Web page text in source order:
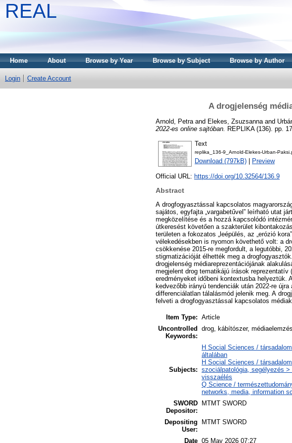
REAL
Home About Browse by Year Browse by Subject Browse by Author
Login Create Account
A drogjelenség
Arnold, Petra and Elekes, Zsuzsanna and
2022-es online sajtóban. REPLIKA (136). pp.
Text
replika_136-9_Arnold-Elekes-Urban-
Download (797kB)
Preview
Official URL: https://doi.org/10.32564/136.9
Abstract
A drogfogyasztással kapcsolatos
sajátos, egyfajta „vargabetűvel” leírható utat
megközelítése és a hozzá kapcsolódó
útkeresést követően a szakterület
területen a fokozatos „leépülés, az „erózió
vélekedésekben is nyomon követhető volt: a
csökkenése 2015-re megfordult, a legutóbbi,
stigmatizációját élhették meg a
drogjelenség médiareprezentációjának
megjelent drog tematikájú írások
eredményeket időbeni kontextusba helyeztük.
kedvezőbb irányú tendenciák után 2022-re
differenciálatlan tálalásmód jelenik meg. A
felveti a drogfogyasztással kapcsolatos
Item Type: Article
Uncontrolled
Keywords:
drog, kábítószer,
Subjects:
H Social Sciences /
általában
H Social Sciences /
szociálpatológia, segélyezés
visszaélés
Q Science /
networks, media, information
SWORD
Depositor:
MTMT SWORD
Depositing
User:
MTMT SWORD
Date 05 May 2026 07:27